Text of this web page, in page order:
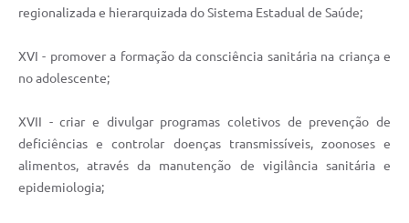
regionalizada e hierarquizada do Sistema Estadual de Saúde;
XVI - promover a formação da consciência sanitária na criança e
no adolescente;
XVII - criar e divulgar programas coletivos de prevenção de
deficiências e controlar doenças transmissíveis, zoonoses e
alimentos, através da manutenção de vigilância sanitária e
epidemiologia;